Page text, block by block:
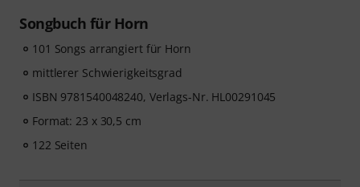
Songbuch für Horn
101 Songs arrangiert für Horn
mittlerer Schwierigkeitsgrad
ISBN 9781540048240, Verlags-Nr. HL00291045
Format: 23 x 30,5 cm
122 Seiten